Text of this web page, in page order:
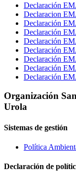
Declaración
Declaracion
Declaración
Declaración
Declaración
Declaración
Declaración
Declaración
Declaración
Organización
Urola
Sistemas de gestión
Política
Declaración de